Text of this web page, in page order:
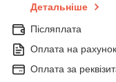
Детальніше
Післяплата
Оплата на рахунок
Оплата за